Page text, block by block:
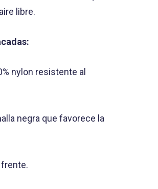
libre.
nylon resistente al
negra que favorece la